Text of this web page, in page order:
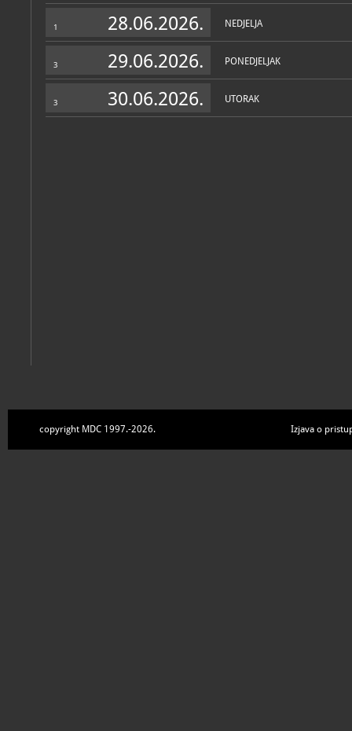
1 28.06.2026. NEDJELJA
3 29.06.2026. PONEDJELJAK
3 30.06.2026. UTORAK
prikupljeni u Gornjoj
vučedolskoj kulturi
i Hajdinem zernu
brončanog i starijeg
obilježen je gradnjom
istaknuti su ostaci
copyright MDC 1997.-2026. Izjava o